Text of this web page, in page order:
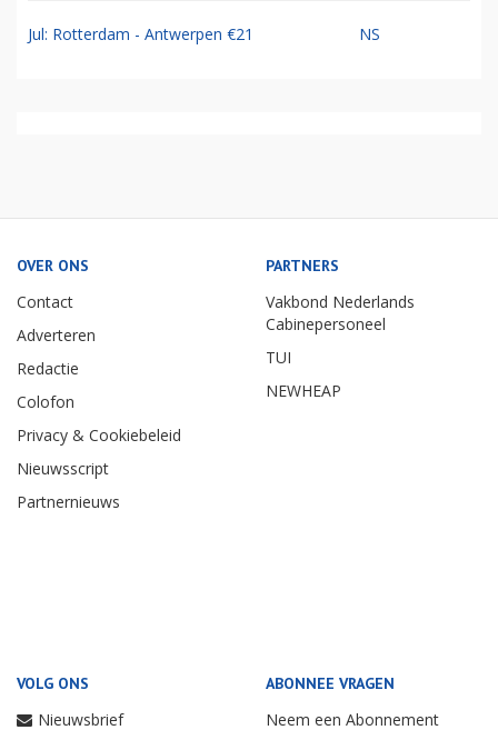
Jul: Rotterdam - Antwerpen €21 NS
OVER ONS
Contact
Adverteren
Redactie
Colofon
Privacy & Cookiebeleid
Nieuwsscript
Partnernieuws
PARTNERS
Vakbond Nederlands
Cabinepersoneel
TUI
NEWHEAP
VOLG ONS
Nieuwsbrief
ABONNEE VRAGEN
Neem een Abonnement